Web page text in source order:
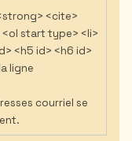
<cite>
start type> <li>
<h5 id> <h6 id>
ligne
courriel se